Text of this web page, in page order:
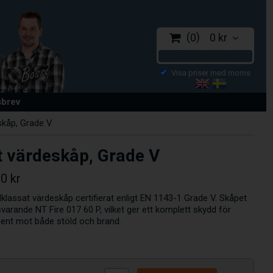
0 0 kr
Grade V
Grade V
kr
värdeskåp certifierat enligt EN 1143-1 Grade V. Skåpet
NT Fire 017 60 P, vilket ger ett komplett skydd för
mot både stöld och brand.